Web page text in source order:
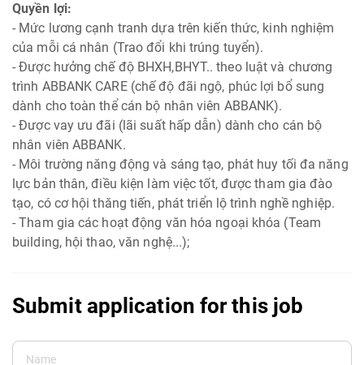
Quyền lợi:
- Mức lương cạnh tranh dựa trên kiến thức, kinh nghiệm
của mỗi cá nhân (Trao đổi khi trúng tuyển).
- Được hưởng chế độ BHXH,BHYT.. theo luật và chương
trình ABBANK CARE (chế độ đãi ngộ, phúc lợi bổ sung
dành cho toàn thể cán bộ nhân viên ABBANK).
- Được vay ưu đãi (lãi suất hấp dẫn) dành cho cán bộ
nhân viên ABBANK.
- Môi trường năng động và sáng tạo, phát huy tối đa năng
lực bản thân, điều kiện làm việc tốt, được tham gia đào
tạo, có cơ hội thăng tiến, phát triển lộ trình nghề nghiệp.
- Tham gia các hoạt động văn hóa ngoại khóa (Team
building, hội thao, văn nghệ...);
Submit application for this job